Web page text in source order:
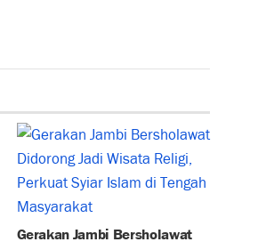
Gerakan Jambi Bersholawat